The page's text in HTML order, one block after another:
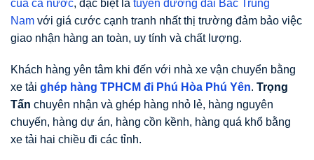
của cả nước, đặc biệt là tuyến đường dài Bắc Trung
Nam với giá cước cạnh tranh nhất thị trường đảm bảo việc
giao nhận hàng an toàn, uy tính và chất lượng.
Khách hàng yên tâm khi đến với nhà xe vận chuyển bằng
xe tải ghép hàng TPHCM đi Phú Hòa Phú Yên. Trọng
Tấn chuyên nhận và ghép hàng nhỏ lẻ, hàng nguyên
chuyến, hàng dự án, hàng cồn kềnh, hàng quá khổ bằng
xe tải hai chiều đi các tỉnh.